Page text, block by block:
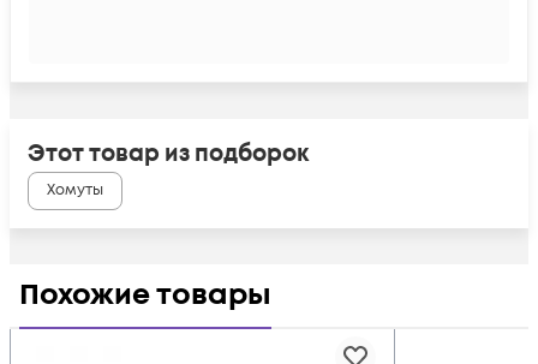
Этот товар из подборок
Хомуты
Похожие товары